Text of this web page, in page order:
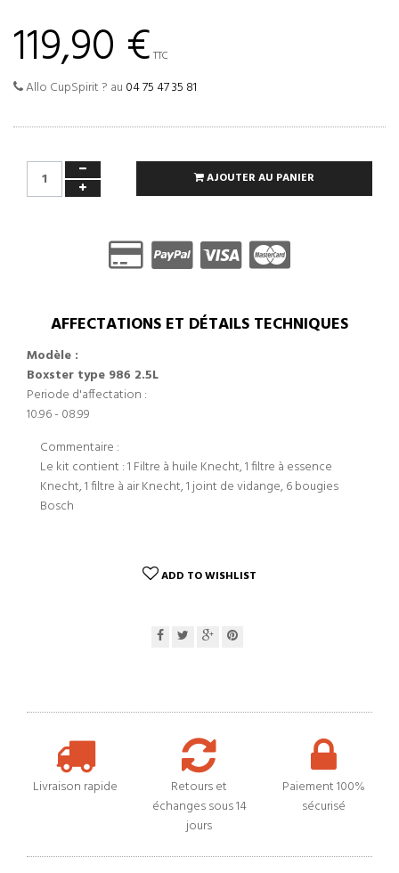
119,90 € TTC
Allo CupSpirit ? au 04 75 47 35 81
AJOUTER AU PANIER
AFFECTATIONS ET DÉTAILS TECHNIQUES
Modèle :
Boxster type 986 2.5L
Periode d'affectation :
10.96 - 08.99
Commentaire :
Le kit contient : 1 Filtre à huile Knecht, 1 filtre à essence
Knecht, 1 filtre à air Knecht, 1 joint de vidange, 6 bougies
Bosch
ADD TO WISHLIST
Livraison rapide
Retours et
échanges sous 14
jours
Paiement 100%
sécurisé